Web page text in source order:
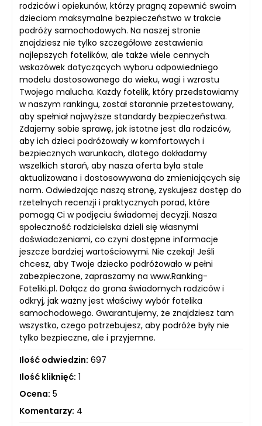
rodziców i opiekunów, którzy pragną zapewnić swoim
dzieciom maksymalne bezpieczeństwo w trakcie
podróży samochodowych. Na naszej stronie
znajdziesz nie tylko szczegółowe zestawienia
najlepszych fotelików, ale także wiele cennych
wskazówek dotyczących wyboru odpowiedniego
modelu dostosowanego do wieku, wagi i wzrostu
Twojego malucha. Każdy fotelik, który przedstawiamy
w naszym rankingu, został starannie przetestowany,
aby spełniał najwyższe standardy bezpieczeństwa.
Zdajemy sobie sprawę, jak istotne jest dla rodziców,
aby ich dzieci podróżowały w komfortowych i
bezpiecznych warunkach, dlatego dokładamy
wszelkich starań, aby nasza oferta była stale
aktualizowana i dostosowywana do zmieniających się
norm. Odwiedzając naszą stronę, zyskujesz dostęp do
rzetelnych recenzji i praktycznych porad, które
pomogą Ci w podjęciu świadomej decyzji. Nasza
społeczność rodzicielska dzieli się własnymi
doświadczeniami, co czyni dostępne informacje
jeszcze bardziej wartościowymi. Nie czekaj! Jeśli
chcesz, aby Twoje dziecko podróżowało w pełni
zabezpieczone, zapraszamy na www.Ranking-
Foteliki.pl. Dołącz do grona świadomych rodziców i
odkryj, jak ważny jest właściwy wybór fotelika
samochodowego. Gwarantujemy, że znajdziesz tam
wszystko, czego potrzebujesz, aby podróże były nie
tylko bezpieczne, ale i przyjemne.
Ilość odwiedzin: 697
Ilość kliknięć: 1
Ocena: 5
Komentarzy: 4